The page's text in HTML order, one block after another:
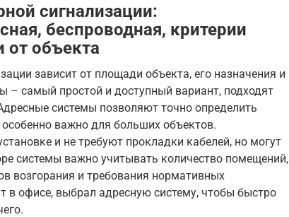
сигнализации:
беспроводная, критерии
от объекта
зависит от площади объекта, его назначения и
– самый простой и доступный вариант, подходят
системы позволяют точно определить
важно для больших объектов.
и не требуют прокладки кабелей, но могут
системы важно учитывать количество помещений,
возгорания и требования нормативных
в офисе, выбрал адресную систему, чтобы быстро